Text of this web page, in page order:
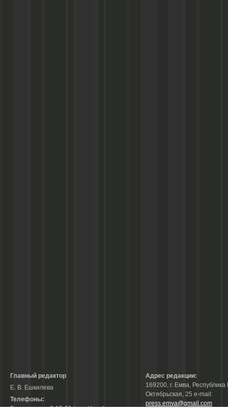
Главный редактор
Е. В. Ешкилева
Телефоны:
Гл. редактор: 2-15-31 (тел./факс);
Адрес редакции:
169200, г. Емва, Республика
Октябрьская, 25 е-mail:
press.emva@gmail.com